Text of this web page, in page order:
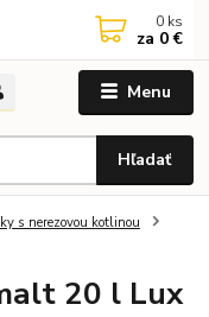
Menu
Hľadať
0 ks
za 0 €
s nerezovou kotlinou
20 l Lux